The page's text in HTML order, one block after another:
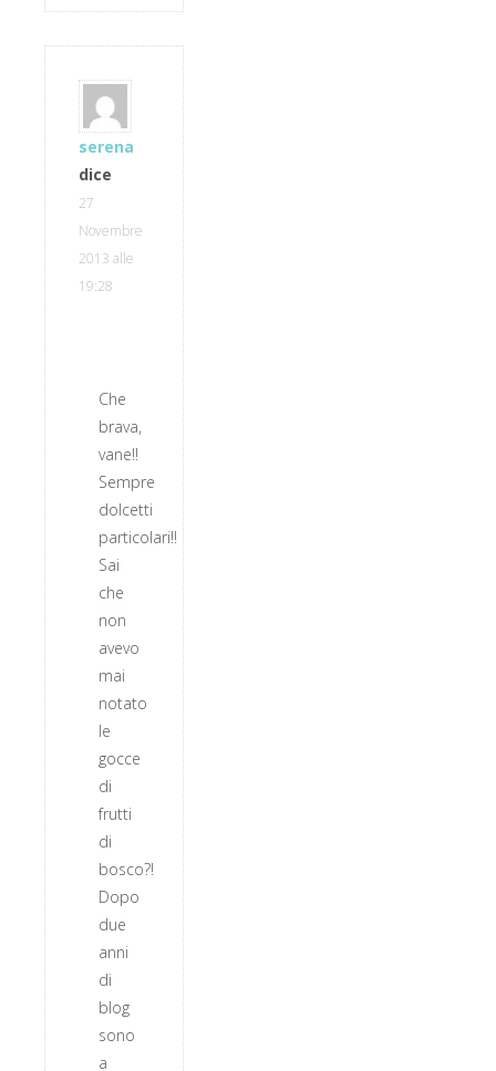
serena
dice
27
Novembre
2013 alle
19:28
Che
brava,
vane!!
Sempre
dolcetti
particolari!!
Sai
che
non
avevo
mai
notato
le
gocce
di
frutti
di
bosco?!
Dopo
due
anni
di
blog
sono
a